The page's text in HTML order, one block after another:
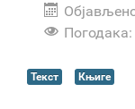
Текст Књиге